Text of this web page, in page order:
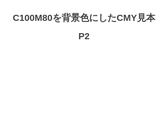
C100M80を背景色にしたCMY見本
P2